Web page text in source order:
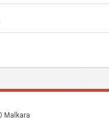
Malkara